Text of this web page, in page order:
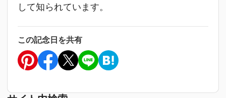
して知られています。
この記念日を共有